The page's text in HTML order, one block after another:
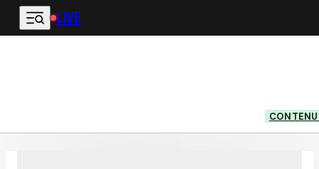
Vai al contenuto principale
LIVE